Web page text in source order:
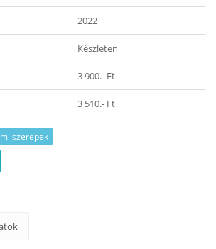
2022
Készleten
3 900.- Ft
3 510.- Ft
szerepek